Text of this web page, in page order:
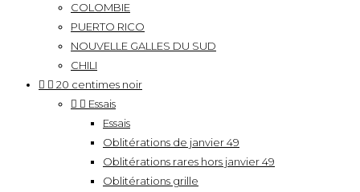
COLOMBIE
PUERTO RICO
NOUVELLE GALLES DU SUD
CHILI
  20 centimes noir
  Essais
Essais
Oblitérations de janvier 49
Oblitérations rares hors janvier 49
Oblitérations grille